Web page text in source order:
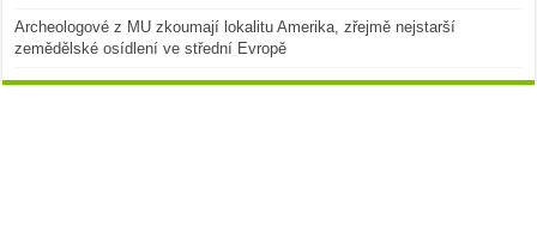
Archeologové z MU zkoumají lokalitu Amerika, zřejmě nejstarší
zemědělské osídlení ve střední Evropě